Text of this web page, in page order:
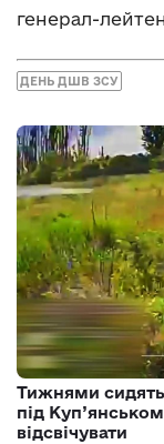
генерал-
ДЕНЬ ДШВ ЗСУ
Тижнями сидять
під
відсвічувати